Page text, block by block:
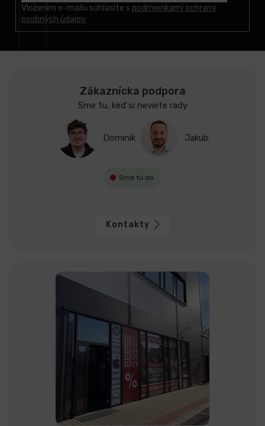
Vložením e-mailu súhlasíte s podmienkami ochrany
osobných údajov
Zákaznícka podpora
Sme tu, keď si neviete rady
Dominik Jakub
Sme tu do
Kontakty